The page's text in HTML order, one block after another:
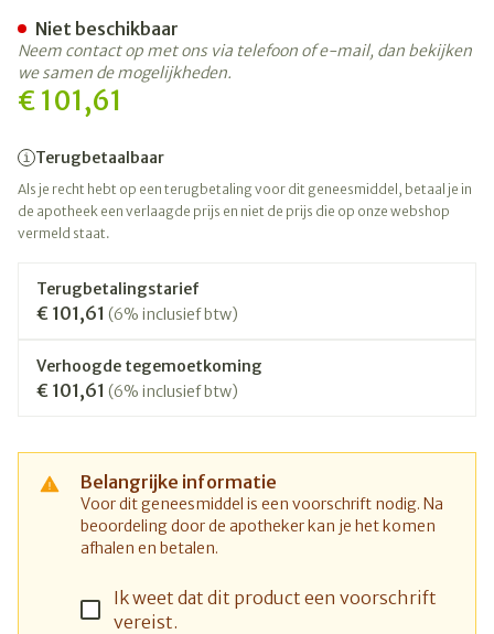
€ 101,61
Terugbetaalbaar
Als je recht hebt op een terugbetaling voor dit geneesmiddel, betaal je in
de apotheek een verlaagde prijs en niet de prijs die op onze webshop
vermeld staat.
Terugbetalingstarief
€ 101,61 (6% inclusief btw)
Verhoogde tegemoetkoming
€ 101,61 (6% inclusief btw)
Belangrijke informatie
Voor dit geneesmiddel is een voorschrift nodig. Na
beoordeling door de apotheker kan je het komen
afhalen en betalen.
Ik weet dat dit product een voorschrift
vereist.
Niet beschikbaar
Neem contact op met ons via telefoon of e-mail, dan bekijken
we samen de mogelijkheden.